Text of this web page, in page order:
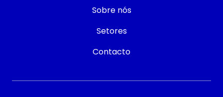
Sobre nós
Setores
Contacto